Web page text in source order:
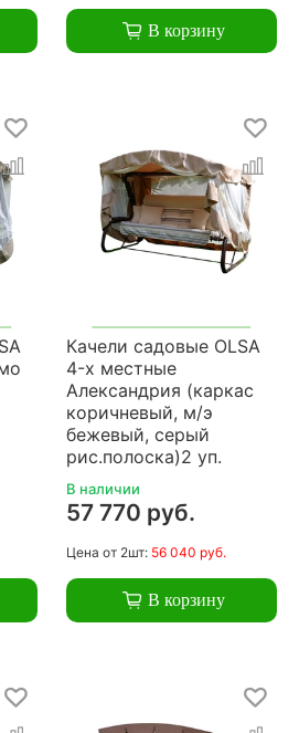
В корзину
Качели садовые OLSA
4-х местные
Александрия (каркас
коричневый, м/э
бежевый, серый
рис.полоска)2 уп.
В наличии
57 770 руб.
Цена от 2шт: 56 040 руб.
В корзину